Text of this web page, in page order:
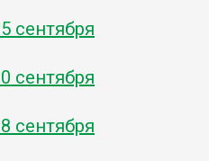
сентября
сентября
сентября